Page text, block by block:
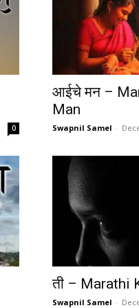
0
आईचे मन –
Man
Swapnil Samel -
ती – Marathi
Swapnil Samel -